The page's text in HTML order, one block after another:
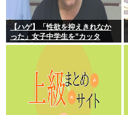
【ハゲ】「性欲を抑えきれなか
った」女子中学生を”カッタ
ー”で脅し性的暴行か 56歳の男